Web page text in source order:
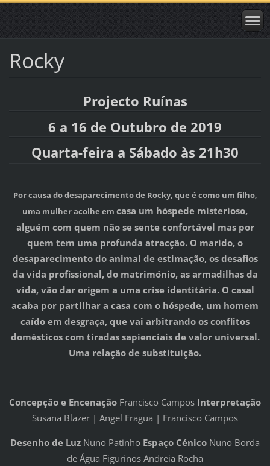
Rocky
Projecto Ruínas
6 a 16 de Outubro de 2019
Quarta-feira a Sábado às 21h30
Por causa do desaparecimento de Rocky, que é como um filho,
uma mulher acolhe em casa um hóspede misterioso,
alguém com quem não se sente confortável mas por
quem tem uma profunda atracção. O marido, o
desaparecimento do animal de estimação, os desafios
da vida profissional, do matrimónio, as armadilhas da
vida, vão dar origem a uma crise identitária. O casal
acaba por partilhar a casa com o hóspede, um homem
caído em desgraça, que vai arbitrando os conflitos
domésticos com tiradas sapienciais de valor universal.
Uma relação de substituição.
Concepção e Encenação Francisco Campos Interpretação
Susana Blazer | Angel Fragua | Francisco Campos
Desenho de Luz Nuno Patinho Espaço Cénico Nuno Borda
de Água Figurinos Andreia Rocha